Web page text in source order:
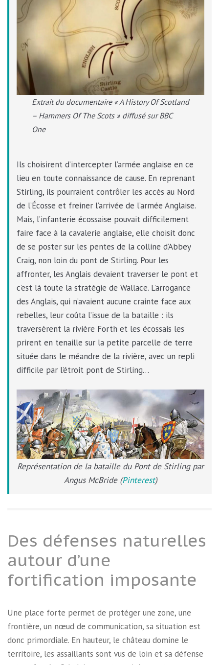
Extrait du documentaire « A History Of Scotland
– Hammers Of The Scots » diffusé sur BBC
One
Ils choisirent d’intercepter l’armée anglaise en ce
lieu en toute connaissance de cause. En reprenant
Stirling, ils pourraient contrôler les accès au Nord
de l’Écosse et freiner l’arrivée de l’armée Anglaise.
Mais, l’infanterie écossaise pouvait difficilement
faire face à la cavalerie anglaise, elle choisit donc
de se poster sur les pentes de la colline d’Abbey
Craig, non loin du pont de Stirling. Pour les
affronter, les Anglais devaient traverser le pont et
c’est là toute la stratégie de Wallace. L’arrogance
des Anglais, qui n’avaient aucune crainte face aux
rebelles, leur coûta l’issue de la bataille : ils
traversèrent la rivière Forth et les écossais les
prirent en tenaille sur la petite parcelle de terre
située dans le méandre de la rivière, avec un repli
difficile par l’étroit pont de Stirling…
Représentation de la bataille du Pont de Stirling par
Angus McBride (Pinterest)
Des défenses naturelles
autour d’une
fortification imposante
Une place forte permet de protéger une zone, une
frontière, un nœud de communication, sa situation est
donc primordiale. En hauteur, le château domine le
territoire, les assaillants sont vus de loin et sa défense